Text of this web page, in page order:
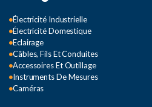
Électricité Industrielle
Électricité Domestique
Eclairage
Câbles, Fils Et Conduites
Accessoires Et Outillage
Instruments De Mesures
Caméras